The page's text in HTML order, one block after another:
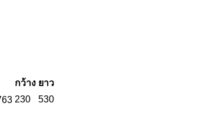
กว้าง ยาว
230 530